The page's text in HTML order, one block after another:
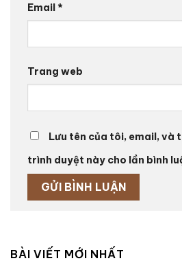
Email*
Trang web
Lưu tên của tôi, email, và
trình duyệt này cho lần bình
BÀI VIẾT MỚI NHẤT